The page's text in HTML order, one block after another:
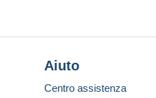
Aiuto
Centro assistenza